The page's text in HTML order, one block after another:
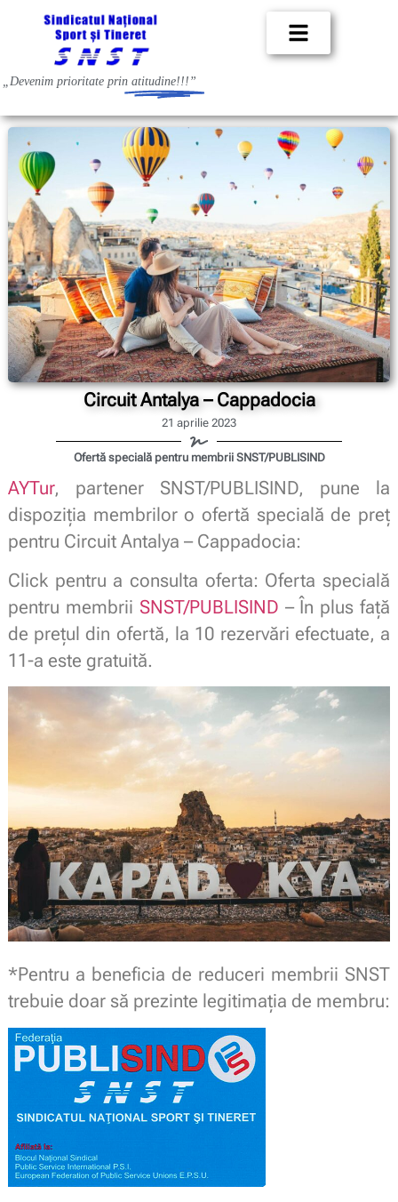
„Devenim prioritate prin atitudine!!!”
Circuit Antalya – Cappadocia
21 aprilie 2023
Ofertă specială pentru membrii SNST/PUBLISIND
AYTur, partener SNST/PUBLISIND, pune la
dispoziția membrilor o ofertă specială de preț
pentru Circuit Antalya – Cappadocia:
Click pentru a consulta oferta: Oferta specială
pentru membrii SNST/PUBLISIND – În plus față
de prețul din ofertă, la 10 rezervări efectuate, a
11-a este gratuită.
*Pentru a beneficia de reduceri membrii SNST
trebuie doar să prezinte legitimaţia de membru: